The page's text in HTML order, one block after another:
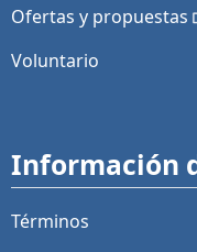
Ofertas y propuestas
Voluntario
Información
Términos